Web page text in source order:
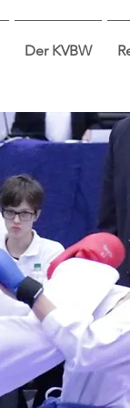
Der KVBW